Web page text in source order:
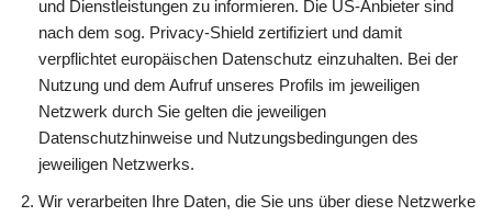
und Dienstleistungen zu informieren. Die US-Anbieter sind
nach dem sog. Privacy-Shield zertifiziert und damit
verpflichtet europäischen Datenschutz einzuhalten. Bei der
Nutzung und dem Aufruf unseres Profils im jeweiligen
Netzwerk durch Sie gelten die jeweiligen
Datenschutzhinweise und Nutzungsbedingungen des
jeweiligen Netzwerks.
Wir verarbeiten Ihre Daten, die Sie uns über diese Netzwerke